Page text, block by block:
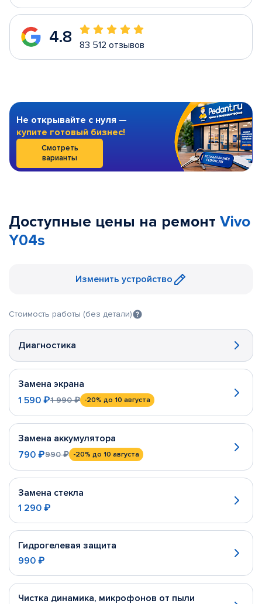
4.8 83 512 отзывов
Не открывайте с нуля —
купите готовый бизнес!
Смотреть
варианты
Доступные цены на ремонт Vivo
Y04s
Изменить устройство
Стоимость работы (без детали)
Диагностика
Замена экрана
1 590 ₽1 990 ₽ -20% до 10 августа
Замена аккумулятора
790 ₽990 ₽ -20% до 10 августа
Замена стекла
1 290 ₽
Гидрогелевая защита
990 ₽
Чистка динамика, микрофонов от пыли